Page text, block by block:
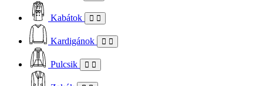
Kabátok
Kardigánok
Pulcsik